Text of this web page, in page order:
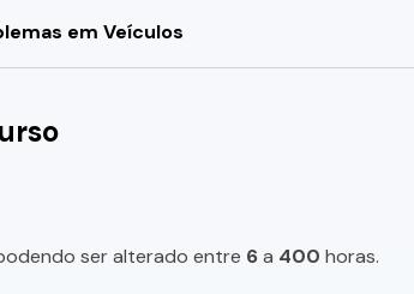
em Veículos
ser alterado entre 6a 400 horas.